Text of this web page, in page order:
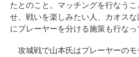
たとのこと。マッチングを行なうこ
せ、戦いを楽しみたい人、カオスな
にプレーヤーを分ける施策も行なっ
攻城戦で山本氏はプレーヤーのモ